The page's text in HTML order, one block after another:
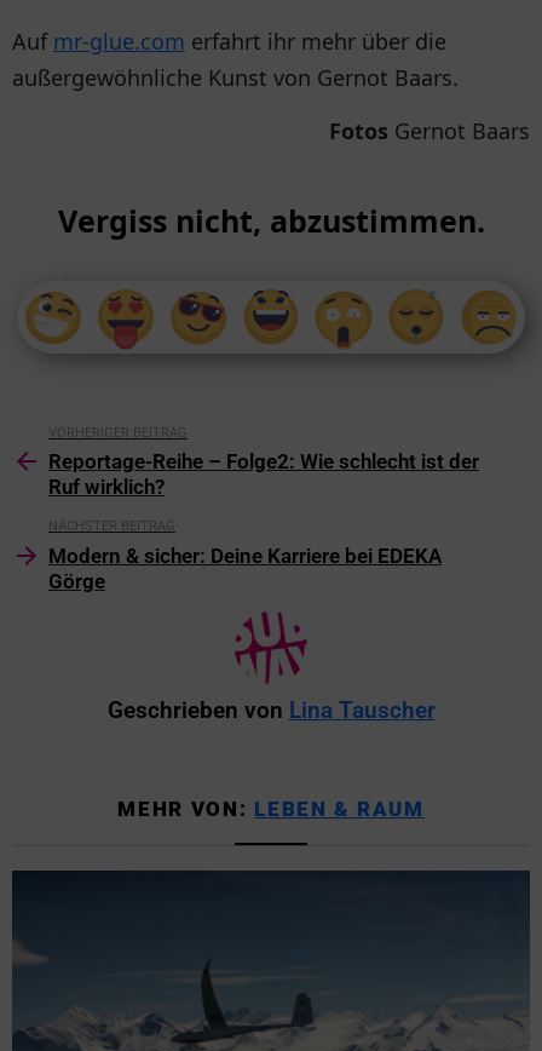
Auf mr-glue.com erfahrt ihr mehr über die
außergewöhnliche Kunst von Gernot Baars.
Fotos Gernot Baars
Vergiss nicht, abzustimmen.
VORHERIGER BEITRAG
Reportage-Reihe – Folge2: Wie schlecht ist der
Ruf wirklich?
NÄCHSTER BEITRAG
Modern & sicher: Deine Karriere bei EDEKA
Görge
Geschrieben von Lina Tauscher
MEHR VON: LEBEN & RAUM